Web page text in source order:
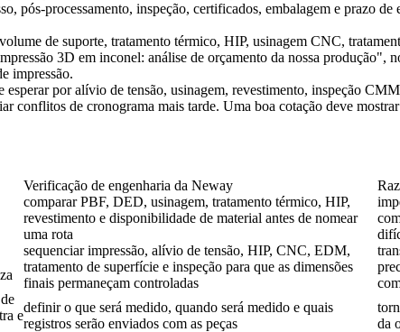
pós-processamento, inspeção, certificados, embalagem e prazo
de suporte, tratamento térmico, HIP, usinagem CNC,
3D em inconel: análise de orçamento da nossa produção",
impressão.
por alívio de tensão, usinagem, revestimento, inspeção
conflitos de cronograma mais tarde. Uma boa cotação deve
Verificação de engenharia da Neway
comparar PBF, DED, usinagem, tratamento térmico, HIP,
revestimento e disponibilidade de material antes de nomear
uma rota
sequenciar impressão, alívio de tensão, HIP, CNC, EDM,
tratamento de superfície e inspeção para que as dimensões
finais permaneçam controladas
e
definir o que será medido, quando será medido e quais
registros serão enviados com as peças
da